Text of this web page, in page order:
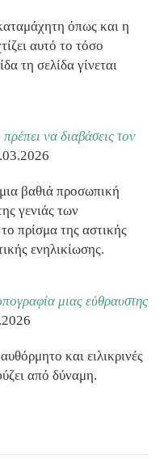
όπως και η
αυτό το τόσο
τη σελίδα γίνεται
να διαβάσεις τον
βαθιά προσωπική
γενιάς των
πρίσμα της αστικής
ενηλικίωσης.
μιας εύθραυστης
και ειλικρινές
από δύναμη.